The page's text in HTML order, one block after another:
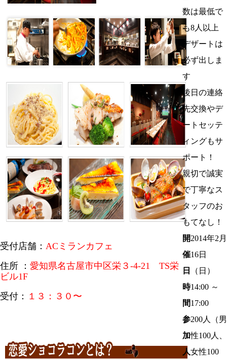
受付店舗： ACミランカフェ
住所 ： 愛知県名古屋市中区栄３-4-21 TS栄
ビル1F
受付： １３：３０〜
数は最低で
も8人以上
デザートは
必ず出しま
す
後日の連絡
先交換やデ
ートセッテ
ィングもサ
ポート！
親切で誠実
で丁寧なス
タッフのお
もてなし！
開
催
日
2014年2月
16日
（日）
時
間
14:00 ～
17:00
参
加
人
200人（男
性100人、
女性100